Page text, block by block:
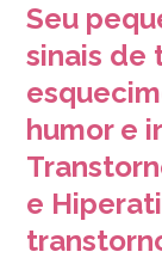
Seu
sinais de
humor e
e